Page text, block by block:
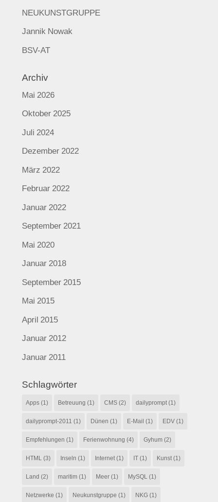
NEUKUNSTGRUPPE
Jannik Nowak
BSV-AT
Archiv
Mai 2026
Oktober 2025
Juli 2024
Dezember 2022
März 2022
Februar 2022
Januar 2022
September 2021
Mai 2020
Januar 2018
September 2015
Mai 2015
April 2015
Januar 2012
Januar 2011
Schlagwörter
Apps(1) Betreuung (1) CMS(2) dailyprompt(1)
dailyprompt-2011 (1) Dünen (1) E-Mail (1) EDV(1)
Empfehlungen (1) Ferienwohnung (4) Gyhum(2)
HTML(3) Inseln (1) Internet(1) IT(1) Kunst(1)
Land (2) maritim(1) Meer(1) MySQL(1)
Netzwerke (1) Neukunstgruppe (1) NKG(1)